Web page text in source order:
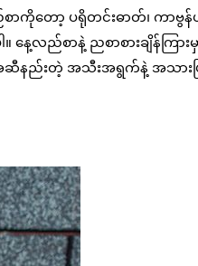
ည်စာကိုတော့ ပရိုတင်းဓာတ်၊ ကာ
ေ့လည်စာနဲ့ ညစာစားချိန်ကြား
ဆီနည်းတဲ့ အသီးအရွက်နဲ့ အသား